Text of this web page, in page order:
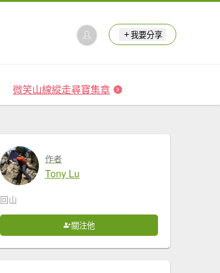
我要分享
微笑山線縱走尋寶集章
作者
Tony Lu
回山
關注他